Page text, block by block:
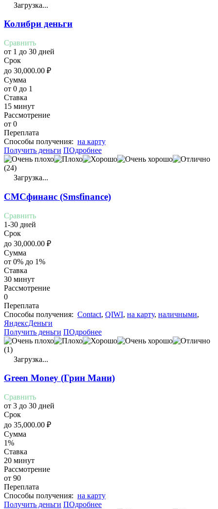
Загрузка...
Колибри деньги
Сравнить
от 1 до 30 дней
Срок
до 30,000.00 ₽
Сумма
от 0 до 1
Ставка
15 минут
Рассмотрение
от 0
Переплата
Cпособы получения: на карту
Получить деньги ПОдробнее
(24)
Загрузка...
СМСфинанс (Smsfinance)
Сравнить
1-30 дней
Срок
до 30,000.00 ₽
Сумма
от 0% до 1%
Ставка
30 минут
Рассмотрение
0
Переплата
Cпособы получения: Contact, QIWI, на карту, наличными,
ЯндексДеньги
Получить деньги ПОдробнее
(1)
Загрузка...
Green Money (Грин Мани)
Сравнить
от 3 до 30 дней
Срок
до 35,000.00 ₽
Сумма
1%
Ставка
20 минут
Рассмотрение
от 90
Переплата
Cпособы получения: на карту
Получить деньги ПОдробнее